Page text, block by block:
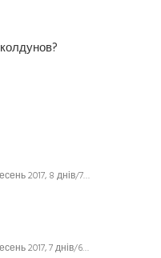
2017, 8 днів/7…
2017, 7 днів/6…